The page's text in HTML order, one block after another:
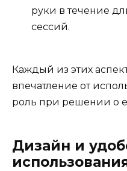
руки в течение
сессий.
Каждый из этих
впечатление от
роль при решении о
Дизайн и